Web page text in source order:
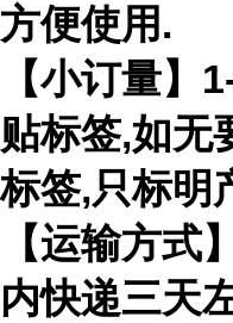
方便使用.
【小订量】
贴标签,如无
标签,只标明
【运输方式
内快递三天